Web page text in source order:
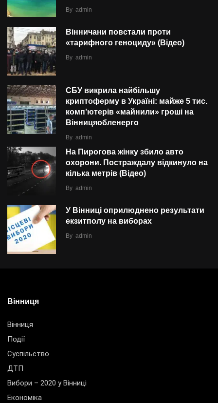
By admin
Вінничани повстали проти
«тарифного геноциду» (Відео)
By admin
СБУ викрила найбільшу
криптоферму в Україні: майже 5 тис.
комп’ютерів «майнили» гроші на
Вінницяобленерго
By admin
На Пирогова жінку збило авто
охорони. Постраждалу відкинуло на
кілька метрів (Відео)
By admin
У Вінниці оприлюднено результати
екзитполу на виборах
By admin
Вінниця
Вінниця
Події
Суспільство
ДТП
Вибори – 2020 у Вінниці
Економіка